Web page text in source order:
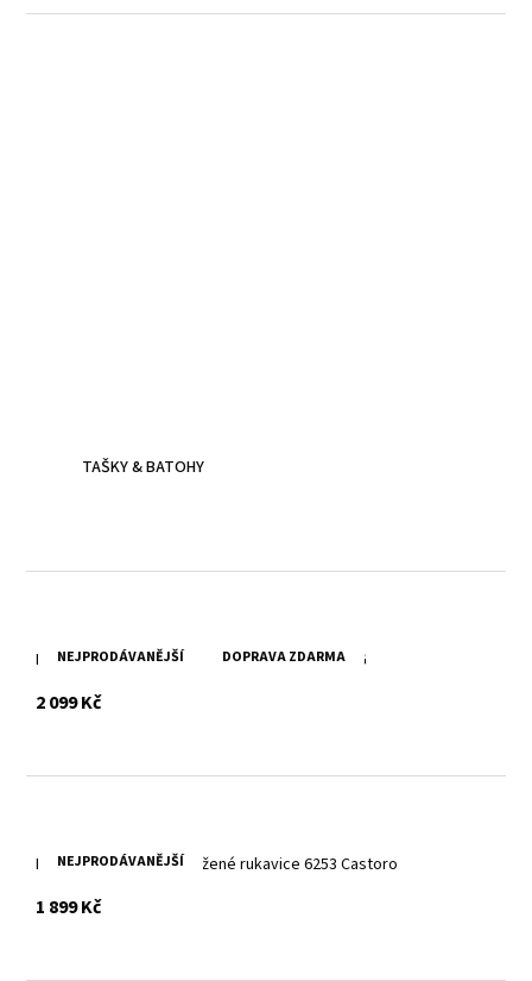
TAŠKY & BATOHY
NEJPRODÁVANĚJŠÍ DOPRAVA ZDARMA
Pánské hnědé zimní kožené rukavice 6310 COG
2 099 Kčs DPH
NEJPRODÁVANĚJŠÍ
Dámské zimní hnědé kožené rukavice 6253 Castoro
1 899 Kčs DPH